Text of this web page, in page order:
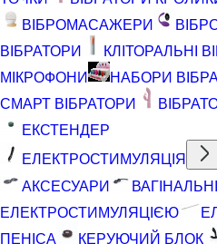
ВІБРОМАСАЖЕРИ
ВІБРАТОРИ
КЛІТОРАЛЬНІ
МІКРОФОНИ
НАБОРИ
СМАРТ ВІБРАТОРИ
ЕКСТЕНДЕР
ЕЛЕКТРОСТИМУЛЯЦІЯ
АКСЕСУАРИ
ЕЛЕКТРОСТИМУЛЯЦІЄЮ
ПЕНІСА
КЕРУЮЧИЙ БЛОК